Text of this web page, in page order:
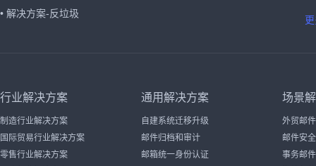
• 解决方案-反垃圾
行业解决方案
制造行业解决方案
国际贸易行业解决方案
零售行业解决方案
通用解决方案
自建系统迁移升级
邮件归档和审计
邮箱统一身份认证
场景
外贸邮
邮件安
事务邮